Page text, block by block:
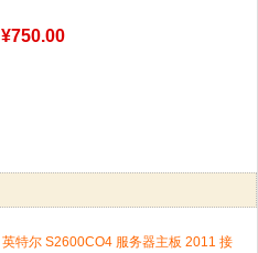
¥750.00
英特尔 S2600CO4 服务器主板 2011 接